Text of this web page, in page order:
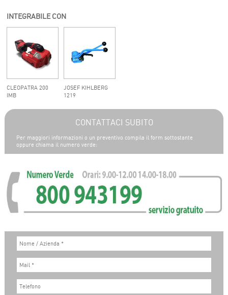
INTEGRABILE CON
CLEOPATRA 200
IMB
JOSEF KIHLBERG
1219
CONTATTACI SUBITO
Per maggiori informazioni o un preventivo compila il form sottostante
oppure chiama il numero verde: